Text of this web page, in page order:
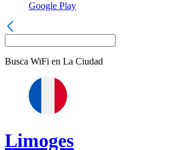
Google Play
Busca WiFi en La Ciudad
Limoges